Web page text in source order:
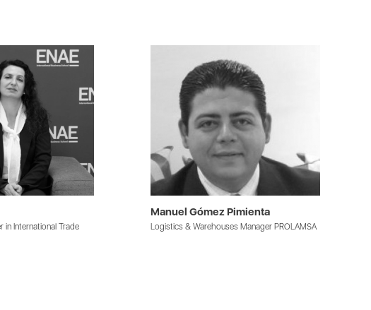
in International Trade
Manuel Gómez Pimienta
Logistics & Warehouses Manager PROLAMSA